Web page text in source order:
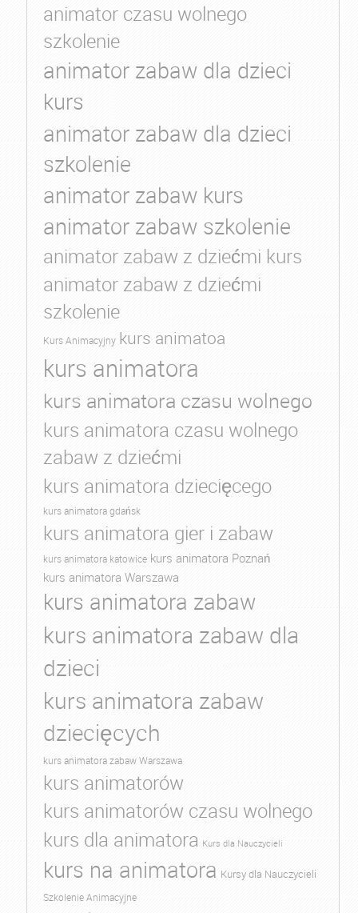
animator czasu wolnego
szkolenie
animator zabaw dla dzieci
kurs
animator zabaw dla dzieci
szkolenie
animator zabaw kurs
animator zabaw szkolenie
animator zabaw z dziećmi kurs
animator zabaw z dziećmi
szkolenie
Kurs Animacyjny kurs animatoa
kurs animatora
kurs animatora czasu wolnego
kurs animatora czasu wolnego
zabaw z dziećmi
kurs animatora dziecięcego
kurs animatora gdańsk
kurs animatora gier i zabaw
kurs animatora katowice kurs animatora Poznań
kurs animatora Warszawa
kurs animatora zabaw
kurs animatora zabaw dla
dzieci
kurs animatora zabaw
dziecięcych
kurs animatora zabaw Warszawa
kurs animatorów
kurs animatorów czasu wolnego
kurs dla animatora Kurs dla Nauczycieli
kurs na animatora Kursy dla Nauczycieli
Szkolenie Animacyjne